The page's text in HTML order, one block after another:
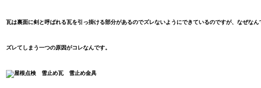
瓦は裏面に剣と呼ばれる瓦を引っ掛ける部分があるのでズレないようにできているのですが、なぜなん
ズレてしまう一つの原因がコレなんです。